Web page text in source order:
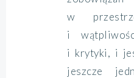
w
i
i krytyki, i
jeszcze